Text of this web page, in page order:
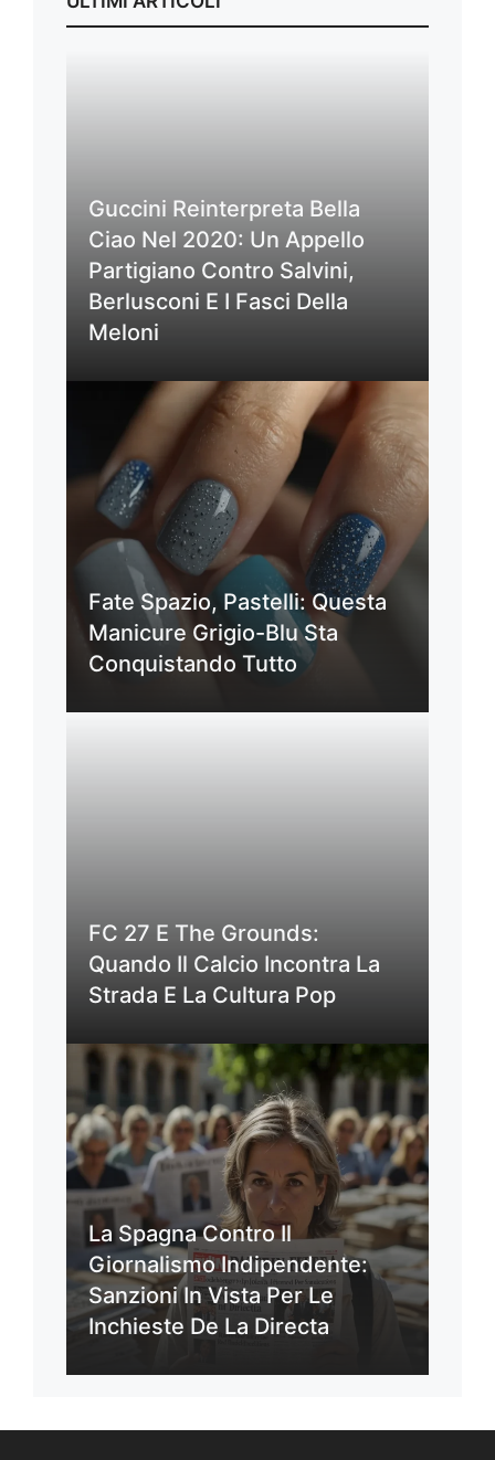
Guccini Reinterpreta Bella
Ciao Nel 2020: Un Appello
Partigiano Contro Salvini,
Berlusconi E I Fasci Della
Meloni
Fate Spazio, Pastelli: Questa
Manicure Grigio-Blu Sta
Conquistando Tutto
FC 27 E The Grounds:
Quando Il Calcio Incontra La
Strada E La Cultura Pop
La Spagna Contro Il
Giornalismo Indipendente:
Sanzioni In Vista Per Le
Inchieste De La Directa